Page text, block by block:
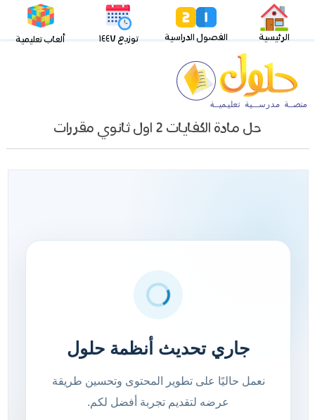
الرئيسية الفصول الدراسية توزيع ١٤٤٧ ألعاب تعليمية
حل مادة الكفايات 2 اول ثانوي مقررات